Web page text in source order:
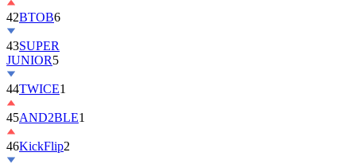
43SUPER
JUNIOR
44TWICE
45AND2BLE
46KickFlip2
47Red
Velvet